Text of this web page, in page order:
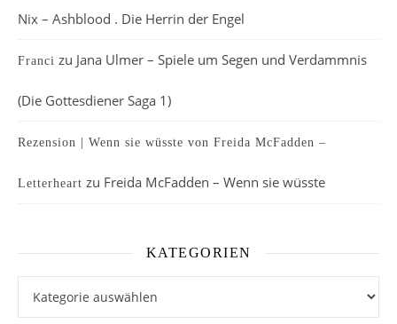
Nix – Ashblood . Die Herrin der Engel
Franci zu Jana Ulmer – Spiele um Segen und Verdammnis
(Die Gottesdiener Saga 1)
Rezension | Wenn sie wüsste von Freida McFadden –
Letterheart zu Freida McFadden – Wenn sie wüsste
KATEGORIEN